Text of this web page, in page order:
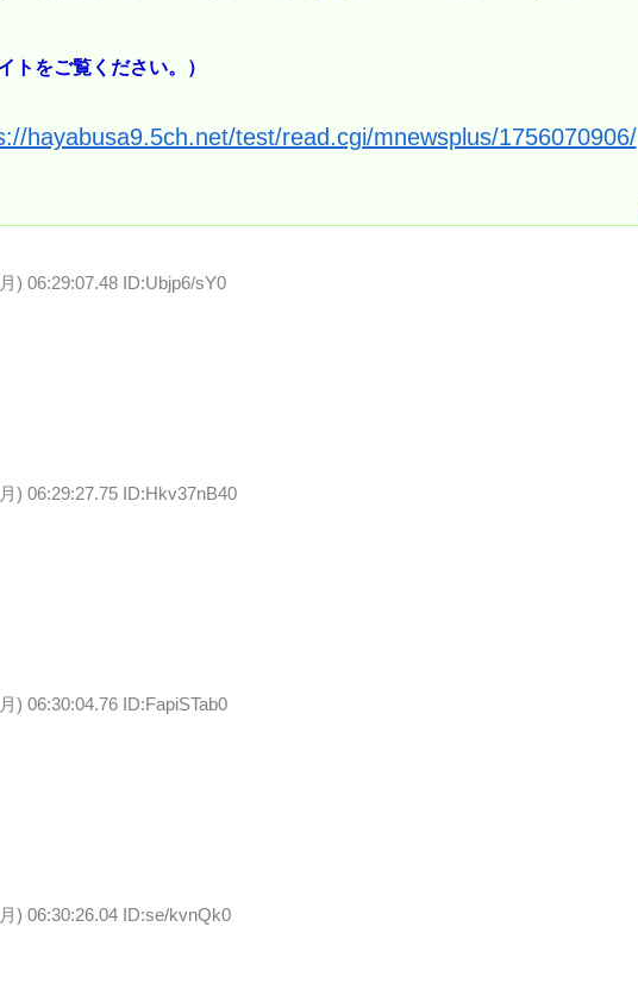
トをご覧ください。）
hayabusa9.5ch.net/test/read.cgi/mnewsplus/1756070906/
) 06:29:07.48 ID:Ubjp6/sY0
) 06:29:27.75 ID:Hkv37nB40
) 06:30:04.76 ID:FapiSTab0
) 06:30:26.04 ID:se/kvnQk0